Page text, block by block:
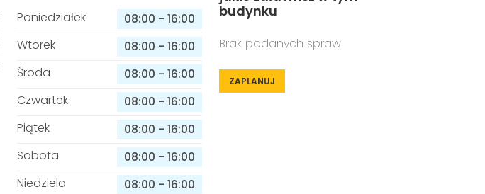
Poniedziałek 08:00 - 16:00
Wtorek
08:00 - 16:00
Środa
08:00 - 16:00
Czwartek
08:00 - 16:00
Piątek
08:00 - 16:00
Sobota
08:00 - 16:00
Niedziela
08:00 - 16:00
budynku
Brak podanych spraw
ZAPLANUJ